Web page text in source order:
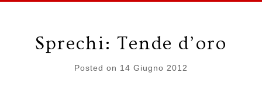
Sprechi: Tende d’oro
Posted on 14 Giugno 2012